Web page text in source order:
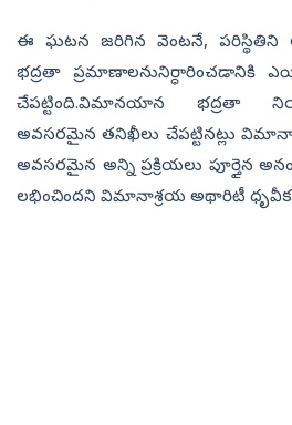
ఈ ఘటన జరిగిన వెంటనే,
భద్రతా ప్రమాణాలనునిర్ధారించడానికి
చేపట్టింది.విమానయాన భద్రతా
అవసరమైన తనిఖీలు చేపట్టినట్లు
అవసరమైన అన్ని ప్రక్రియలు పూర్తైన
లభించిందని విమానాశ్రయ అథారిటీ